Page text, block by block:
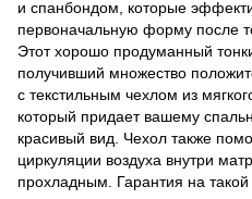
и спанбондом, которые
первоначальную форму после
Этот хорошо продуманный
получивший множество
с текстильным чехлом из
который придает вашему
красивый вид. Чехол также
циркуляции воздуха внутри
прохладным. Гарантия на